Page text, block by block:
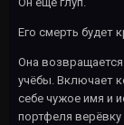
Его смерть будет
Она
учёбы. Включает
себе чужое имя и
портфеля